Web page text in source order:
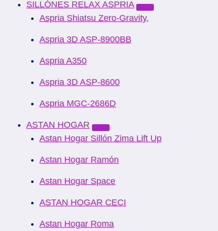
SILLÓNES RELAX ASPRIA
Aspria Shiatsu Zero-Gravity,
Aspria 3D ASP-8900BB
Aspria A350
Aspria 3D ASP-8600
Aspria MGC-2686D
ASTAN HOGAR
Astan Hogar Sillón Zima Lift Up
Astan Hogar Ramón
Astan Hogar Space
ASTAN HOGAR CECI
Astan Hogar Roma